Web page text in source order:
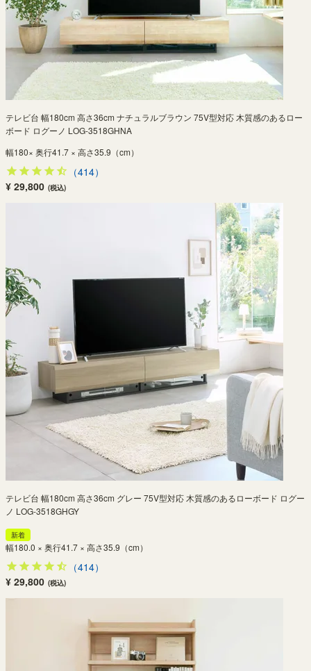
テレビ台 幅180cm 高さ36cm ナチュラルブラウン 75V型対応 木質感のあるロー
ボード ログーノ LOG-3518GHNA
幅180× 奥行41.7 × 高さ35.9（cm）
（414）
¥ 29,800 (税込)
テレビ台 幅180cm 高さ36cm グレー 75V型対応 木質感のあるローボード ログー
ノ LOG-3518GHGY
新着
幅180.0 × 奥行41.7 × 高さ35.9（cm）
（414）
¥ 29,800 (税込)